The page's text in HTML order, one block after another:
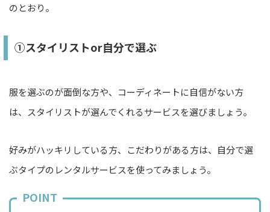
のとおり。
①スタイリストor自分で選ぶ
服を選ぶのが面倒な方や、コーディネートに自信がない方
は、スタイリストが選んでくれるサービスを選びましょう。
好みがハッキリしている方、こだわりがある方は、自分で選
ぶタイプのレンタルサービスを使ってみましょう。
POINT